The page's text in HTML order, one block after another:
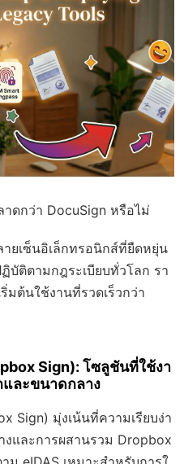
ดกว่า DocuSign หรือไม่
ยเซ็นอิเล็กทรอนิกส์ที่ยืดหยุ่น
บัติตามกฎระเบียบทั่วโลก รา
มต้นใช้งานที่รวดเร็วกว่า
Sign): โซลูชันที่ใช้งา
และขนาดกลาง
Sign) มุ่งเน้นที่ความเรียบง่า
และการผสานรวม Dropbox